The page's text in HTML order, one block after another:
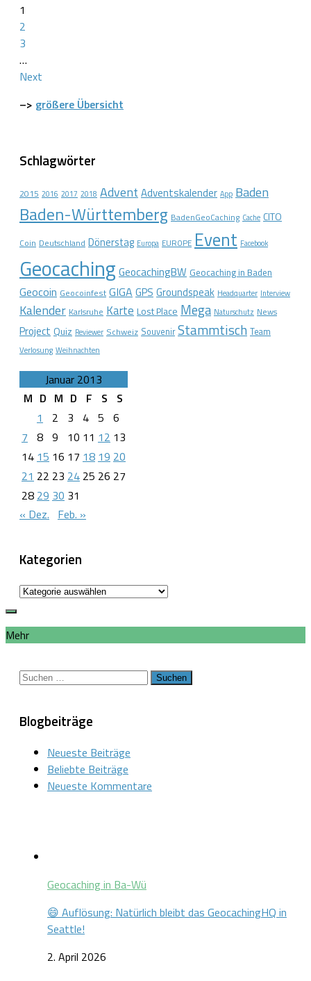
1
2
3
…
Next
–> größere Übersicht
Schlagwörter
2015 2016 2017 2018 Advent Adventskalender App Baden
Baden-Württemberg BadenGeoCaching Cache CITO
Coin Deutschland Dönerstag Europa EUROPE Event Facebook
Geocaching GeocachingBW Geocaching in Baden
Geocoin Geocoinfest GIGA GPS Groundspeak Headquarter Interview
Kalender Karlsruhe Karte Lost Place Mega Naturschutz News
Project Quiz Reviewer Schweiz Souvenir Stammtisch Team
Verlosung Weihnachten
Januar 2013
M D M D F S
S
1
2 3 4 5 6
7 8 9 10 11 12 13
14 15 16 17 18 19 20
21 22 23 24 25 26 27
28 29 30 31
« Dez. Feb. »
Kategorien
Kategorien
Mehr
Suchen
Blogbeiträge
Neueste Beiträge
Beliebte Beiträge
Neueste Kommentare
Geocaching in Ba-Wü
😄 Auflösung: Natürlich bleibt das GeocachingHQ in
Seattle!
2. April 2026